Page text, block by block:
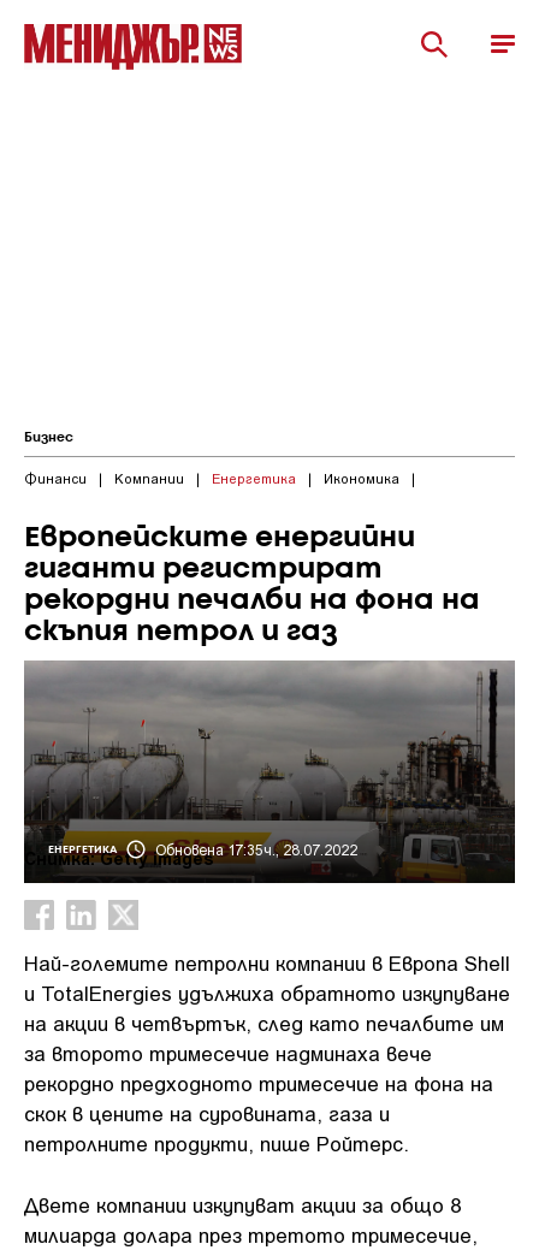
Бизнес
Финанси | Компании | Енергетика | Икономика |
Европейските енергийни
гиганти регистрират
рекордни печалби на фона на
скъпия петрол и газ
ЕНЕРГЕТИКА Обновена 17:35ч., 28.07.2022
Снимка: Getty images
Най-големите петролни компании в Европа Shell
и TotalEnergies удължиха обратното изкупуване
на акции в четвъртък, след като печалбите им
за второто тримесечие надминаха вече
рекордно предходното тримесечие на фона на
скок в цените на суровината, газа и
петролните продукти, пише Ройтерс.
Двете компании изкупуват акции за общо 8
милиарда долара през третото тримесечие,